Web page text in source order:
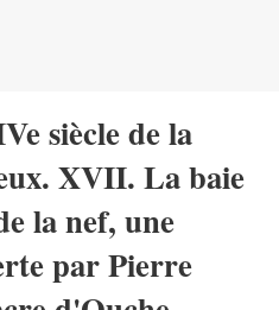
siècle de la
XVII. La baie
la nef, une
par Pierre